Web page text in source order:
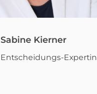
Sabine Kierner
Entscheidungs-Expertin